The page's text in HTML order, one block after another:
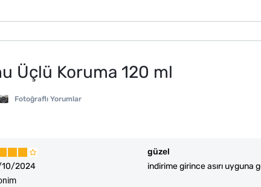
Üçlü Koruma 120 ml
Fotoğraflı Yorumlar
2024
güzel
indirime girince asırı uyguna